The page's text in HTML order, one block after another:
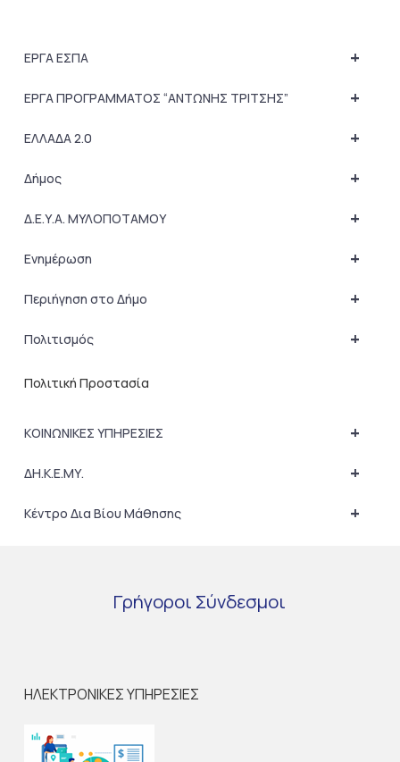
+
ΕΡΓΑ ΕΣΠΑ
+
ΕΡΓΑ ΠΡΟΓΡΑΜΜΑΤΟΣ “ΑΝΤΩΝΗΣ ΤΡΙΤΣΗΣ”
+
ΕΛΛΑΔΑ 2.0
+
Δήμος
+
Δ.Ε.Υ.Α. ΜΥΛΟΠΟΤΑΜΟΥ
+
Ενημέρωση
+
Περιήγηση στο Δήμο
+
Πολιτισμός
Πολιτική Προστασία
+
ΚΟΙΝΩΝΙΚΕΣ ΥΠΗΡΕΣΙΕΣ
+
ΔΗ.Κ.Ε.ΜΥ.
+
Κέντρο Δια Βίου Μάθησης
Γρήγοροι Σύνδεσμοι
ΗΛΕΚΤΡΟΝΙΚΕΣ ΥΠΗΡΕΣΙΕΣ